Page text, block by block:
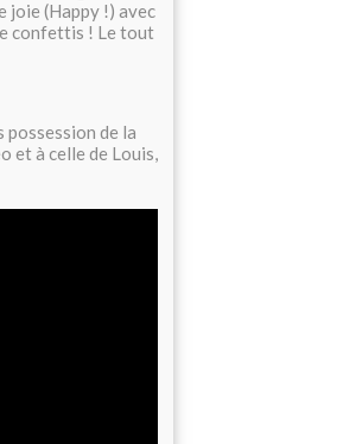
joie (Happy !) avec
confettis ! Le tout
possession de la
et à celle de Louis,